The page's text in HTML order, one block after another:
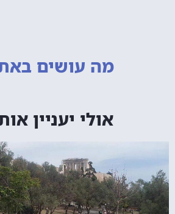
מה עושים באתונה?
אולי יעניין אותך גם